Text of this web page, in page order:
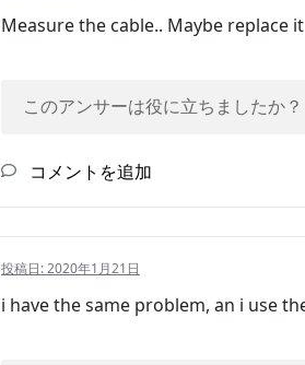
Measure the cable.. Maybe replace it
このアンサーは役に立ちましたか？
コメントを追加
投稿日:2020年1月21日
i have the same problem, an i use